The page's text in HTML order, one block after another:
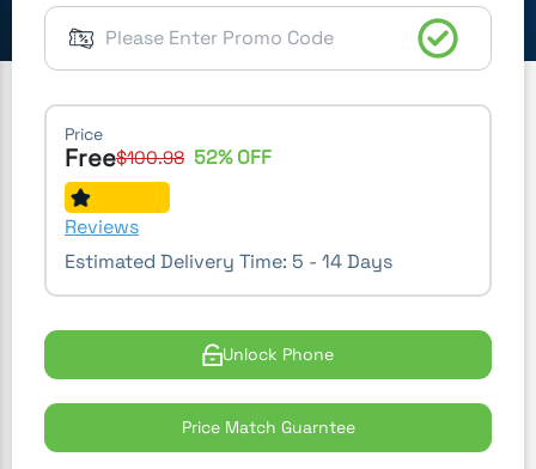
Price
Free$100.98 52% OFF
Reviews
Estimated Delivery Time: 5 - 14 Days
Unlock Phone
Price Match Guarntee